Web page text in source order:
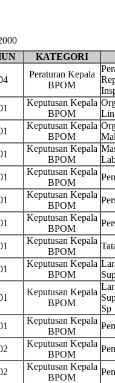
KATEGORI
Peraturan Kepala
BPOM
Keputusan Kepala
BPOM
Keputusan Kepala
BPOM
Keputusan Kepala
BPOM
Keputusan Kepala
BPOM
Keputusan Kepala
BPOM
Keputusan Kepala
BPOM
Keputusan Kepala
BPOM
Keputusan Kepala
BPOM
Keputusan Kepala
BPOM
Sp
Keputusan Kepala
BPOM
Keputusan Kepala
BPOM
Keputusan Kepala
BPOM